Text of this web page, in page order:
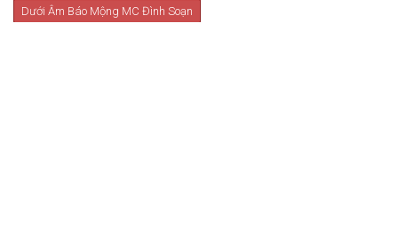
Dưới Âm Báo Mộng MC Đình Soạn